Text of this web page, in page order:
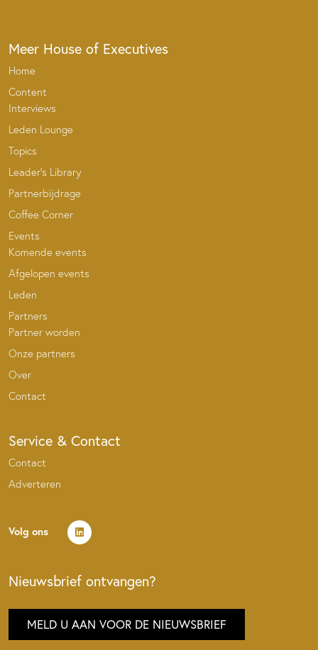
Meer House of Executives
Home
Content
Interviews
Leden Lounge
Topics
Leader’s Library
Partnerbijdrage
Coffee Corner
Events
Komende events
Afgelopen events
Leden
Partners
Partner worden
Onze partners
Over
Contact
Service & Contact
Contact
Adverteren
Volg ons
Nieuwsbrief ontvangen?
MELD U AAN VOOR DE NIEUWSBRIEF